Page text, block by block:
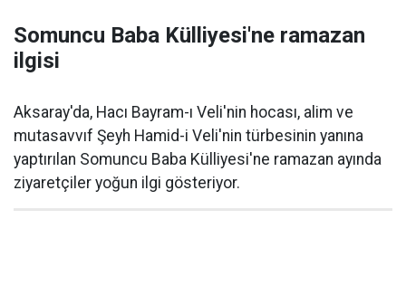
Somuncu Baba Külliyesi'ne ramazan
ilgisi
Aksaray'da, Hacı Bayram-ı Veli'nin hocası, alim ve
mutasavvıf Şeyh Hamid-i Veli'nin türbesinin yanına
yaptırılan Somuncu Baba Külliyesi'ne ramazan ayında
ziyaretçiler yoğun ilgi gösteriyor.